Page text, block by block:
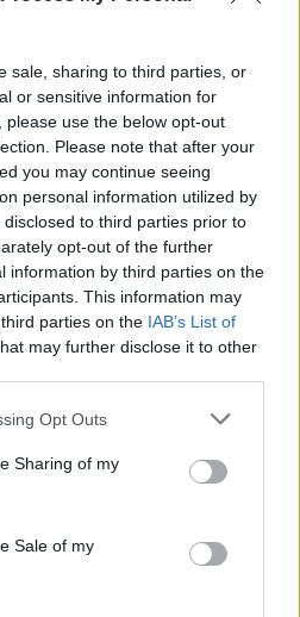
sale, sharing to third parties, or
or sensitive information for
use the below opt-out
Please note that after your
you may continue seeing
personal information utilized by
to third parties prior to
opt-out of the further
information by third parties on the
This information may
parties on the IAB’s List of
may further disclose it to other
Opt Outs
Sharing of my
Sale of my
3 εκατ. δολάρια για την
των κλινικών
μάτια τυφλών,
διαθέσιμοι στον Καναδά
δύο χρόνια, αναλόγως των
κάθε χώρας.